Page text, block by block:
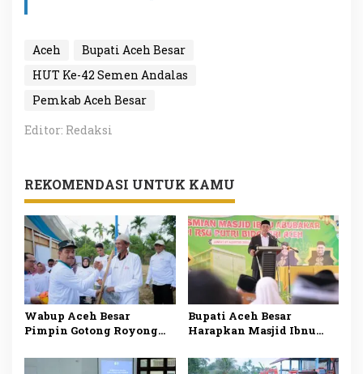
Aceh
Bupati Aceh Besar
HUT Ke-42 Semen Andalas
Pemkab Aceh Besar
Editor: Redaksi
REKOMENDASI UNTUK KAMU
Wabup Aceh Besar
Pimpin Gotong Royong
Piyeung Mon Ara
Bupati Aceh Besar
Harapkan Masjid Ibnu
Pembinaan Umat